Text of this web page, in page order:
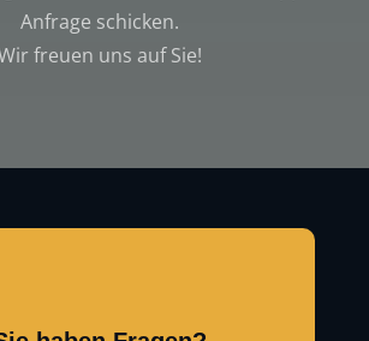
Anfrage schicken.
freuen uns auf Sie!